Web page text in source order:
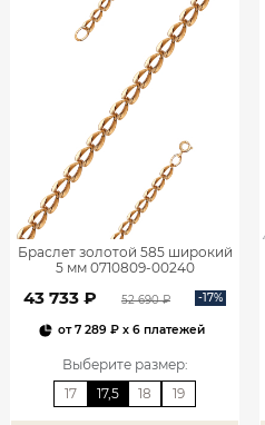
Браслет золотой 585 широкий
5 мм 0710809-00240
43 733 ₽ 52 690 ₽ -17%
от7 289 ₽ x 6 платежей
Выберите размер:
17
17,5 18 19